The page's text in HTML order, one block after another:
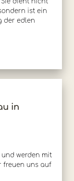
ist ein
der edlen
in
werden mit
freuen uns auf